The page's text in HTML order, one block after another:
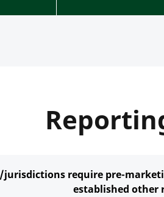
jurisdictions require pre-
established other